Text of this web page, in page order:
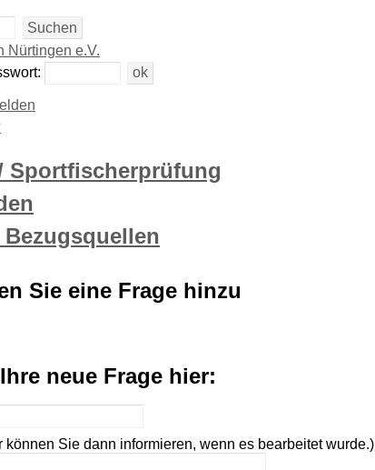
Nürtingen e.V.
Sportfischerprüfung
Bezugsquellen
Sie eine Frage hinzu
neue Frage hier:
können Sie dann informieren, wenn es bearbeitet wurde.)